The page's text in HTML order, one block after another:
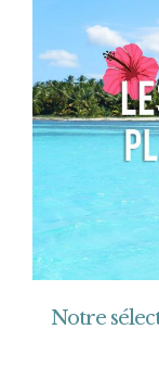
Notre